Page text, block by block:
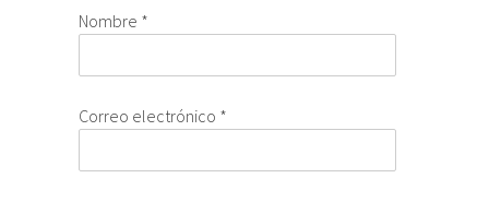
Nombre *
Correo electrónico *